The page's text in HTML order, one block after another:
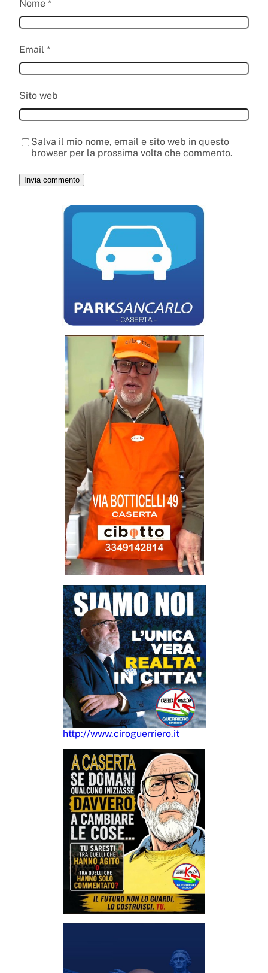
Nome *
Email *
Sito web
Salva il mio nome, email e sito web in questo
browser per la prossima volta che commento.
http://www.ciroguerriero.it